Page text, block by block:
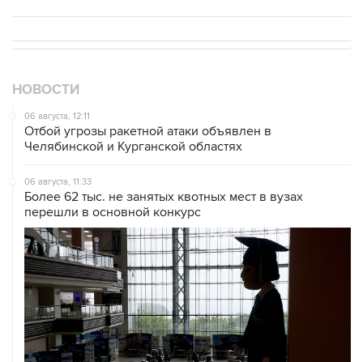
06 августа, 12:11
Отбой угрозы ракетной атаки объявлен в
Челябинской и Курганской областях
06 августа, 11:33
перешли в основной конкурс